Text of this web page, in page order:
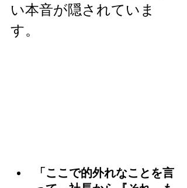
い本音が隠されていま
す。
「ここで的外れなことを言